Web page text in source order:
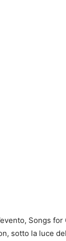
Songs
sotto la luce